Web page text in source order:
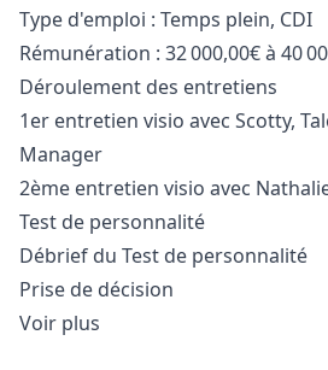
Type d'emploi : Temps plein, CDI
Rémunération : 32 000,00€ à 40
Déroulement des entretiens
1er entretien visio avec Scotty,
Manager
2ème entretien visio avec
Test de personnalité
Débrief du Test de personnalité
Prise de décision
Voir plus